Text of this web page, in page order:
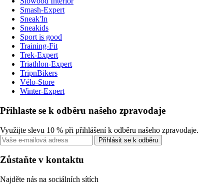
Smash-Expert
Sneak'In
Sneakids
Sport is good
Training-Fit
Trek-Expert
Triathlon-Expert
TripnBikers
Vélo-Store
Winter-Expert
Přihlaste se k odběru našeho zpravodaje
Využijte slevu 10 % při přihlášení k odběru našeho zpravodaje.
Přihlásit se k odběru
Zůstaňte v kontaktu
Najděte nás na sociálních sítích